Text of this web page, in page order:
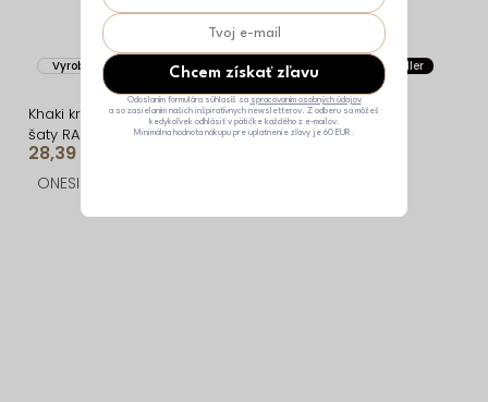
Vyrobené v EÚ
Khaki krátke basic boho
šaty RANGE
28,39 €
ONESIZE
Vyrobené v EÚ Bestseller
Khaki dlhé elegantné
šaty JOELLIAN
Chcem získať zľavu
Odoslaním formulára súhlasíš sa spracovaním osobných údajov
a so zasielaním našich inšpiratívnych newsletterov. Z odberu sa môžeš
kedykoľvek odhlásiť v pätičke každého z e-mailov.
Minimálna hodnota nákupu pre uplatnenie zľavy je 60 EUR.